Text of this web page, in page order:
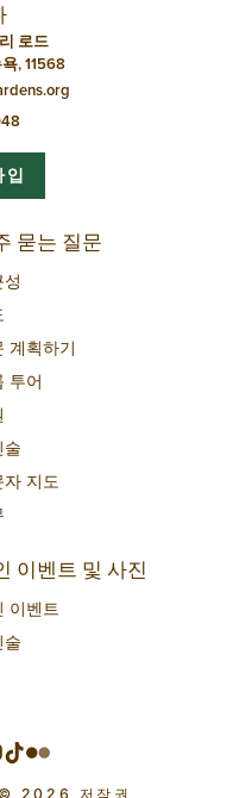
로드
, 11568
입
묻는 질문
계획하기
투어
자 지도
이벤트 및 사진
이벤트
© 2026 저작권